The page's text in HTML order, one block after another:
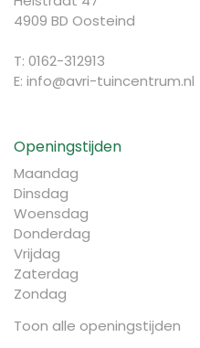
4909 BD Oosteind
T: 0162-312913
E: info@avri-tuincentrum.nl
Openingstijden
Maandag
Dinsdag
Woensdag
Donderdag
Vrijdag
Zaterdag
Zondag
Toon alle openingstijden